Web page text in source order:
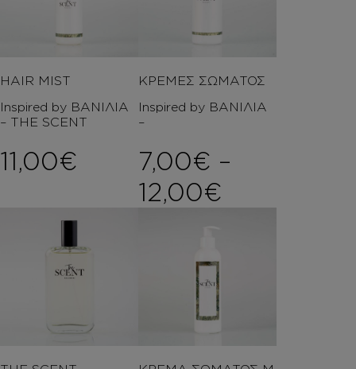
HAIR MIST
Inspired by ΒΑΝΙΛΙΑ
– THE SCENT
11,00€
ΚΡΕΜΕΣ ΣΩΜΑΤΟΣ
Inspired by ΒΑΝΙΛΙΑ
–
7,00€ –
12,00€